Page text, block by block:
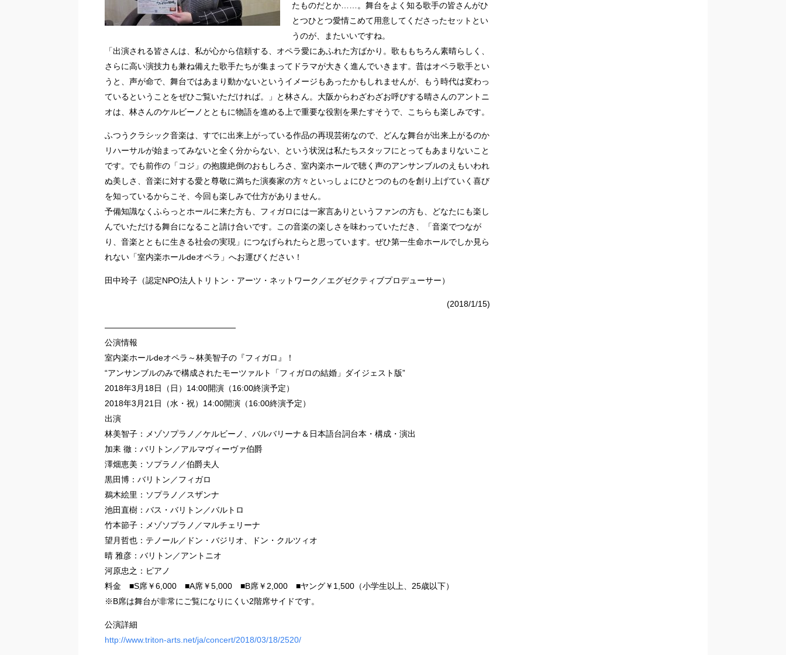
たものだとか……。舞台をよく知る歌手の皆さんがひ
とつひとつ愛情こめて用意してくださったセットとい
うのが、またいいですね。
「出演される皆さんは、私が心から信頼する、オペラ愛にあふれた方ばかり。歌ももちろん素晴らしく、
さらに高い演技力も兼ね備えた歌手たちが集まってドラマが大きく進んでいきます。昔はオペラ歌手とい
うと、声が命で、舞台ではあまり動かないというイメージもあったかもしれませんが、もう時代は変わっ
ているということをぜひご覧いただければ。」と林さん。大阪からわざわざお呼びする晴さんのアントニ
オは、林さんのケルビーノとともに物語を進める上で重要な役割を果たすそうで、こちらも楽しみです。
ふつうクラシック音楽は、すでに出来上がっている作品の再現芸術なので、どんな舞台が出来上がるのか
リハーサルが始まってみないと全く分からない、という状況は私たちスタッフにとってもあまりないこと
です。でも前作の「コジ」の抱腹絶倒のおもしろさ、室内楽ホールで聴く声のアンサンブルのえもいわれ
ぬ美しさ、音楽に対する愛と尊敬に満ちた演奏家の方々といっしょにひとつのものを創り上げていく喜び
を知っているからこそ、今回も楽しみで仕方がありません。
予備知識なくふらっとホールに来た方も、フィガロには一家言ありというファンの方も、どなたにも楽し
んでいただける舞台になること請け合いです。この音楽の楽しさを味わっていただき、「音楽でつなが
り、音楽とともに生きる社会の実現」につなげられたらと思っています。ぜひ第一生命ホールでしか見ら
れない「室内楽ホールdeオペラ」へお運びください！
田中玲子（認定NPO法人トリトン・アーツ・ネットワーク／エグゼクティブプロデューサー）
(2018/1/15)
————————————————
公演情報
室内楽ホールdeオペラ～林美智子の『フィガロ』！
“アンサンブルのみで構成されたモーツァルト「フィガロの結婚」ダイジェスト版”
2018年3月18日（日）14:00開演（16:00終演予定）
2018年3月21日（水・祝）14:00開演（16:00終演予定）
出演
林美智子：メゾソプラノ／ケルビーノ、バルバリーナ＆日本語台詞台本・構成・演出
加耒 徹：バリトン／アルマヴィーヴァ伯爵
澤畑恵美：ソプラノ／伯爵夫人
黒田博：バリトン／フィガロ
鵜木絵里：ソプラノ／スザンナ
池田直樹：バス・バリトン／バルトロ
竹本節子：メゾソプラノ／マルチェリーナ
望月哲也：テノール／ドン・バジリオ、ドン・クルツィオ
晴 雅彦：バリトン／アントニオ
河原忠之：ピアノ
料金 ■S席￥6,000 ■A席￥5,000 ■B席￥2,000 ■ヤング￥1,500（小学生以上、25歳以下）
※B席は舞台が非常にご覧になりにくい2階席サイドです。
公演詳細
http://www.triton-arts.net/ja/concert/2018/03/18/2520/